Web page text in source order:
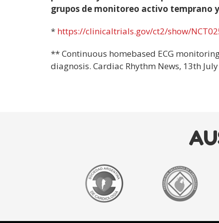
grupos de monitoreo activo temprano
* https://clinicaltrials.gov/ct2/show/
**Continuous homebased ECG
diagnosis. Cardiac Rhythm News, 13th